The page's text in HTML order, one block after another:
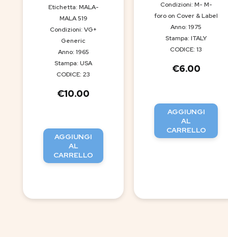
Etichetta: MALA-
MALA 519
Condizioni: VG+
Generic
Anno: 1965
Stampa: USA
CODICE: 23
€10.00
AGGIUNGI
AL
CARRELLO
Condizioni: M- M-
foro on Cover & Label
Anno: 1975
Stampa: ITALY
CODICE: 13
€6.00
AGGIUNGI
AL
CARRELLO